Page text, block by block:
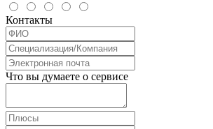
Контакты
Что вы думаете о сервисе